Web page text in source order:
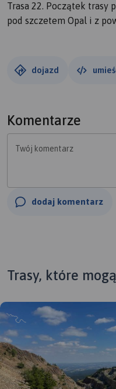
Trasa 22. Początek trasy
pod szczetem Opal i z
dojazd
Komentarze
Twój komentarz
dodaj komentarz
Trasy, które